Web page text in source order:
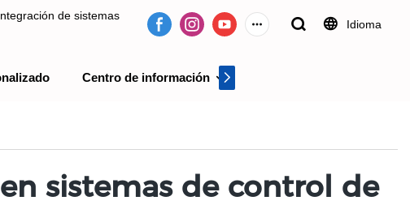
de sistemas
Idioma
Centro de información
sistemas de control de